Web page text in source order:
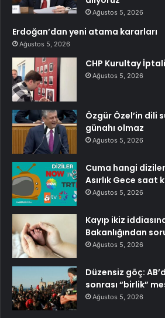
Ağustos 5, 2026
Erdoğan’dan yeni atama kararları
Ağustos 5, 2026
CHP Kurultay
Ağustos 5, 2026
Özgür Özel’in dili
günahı olmaz
Ağustos 5, 2026
Cuma hangi
Asırlık Gece saat
Ağustos 5, 2026
Kayıp ikiz
Bakanlığından
Ağustos 5, 2026
Düzensiz göç:
sonrası “birlik”
Ağustos 5, 2026